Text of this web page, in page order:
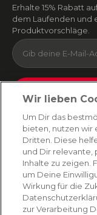
Erhalte 15% Rabatt
dem Laufenden und
Produktvorschläge.
Absenden
Du kannst dich jederzeit von
du unseren E-Mail-
AMORANA
MARKEN
Wir lieben
Um Dir das
bieten, nutzen wir
Dritten. Diese
und Dir relevante,
Inhalte zu zeigen.
um Deine
Wirkung für die
zur Verarbeitung